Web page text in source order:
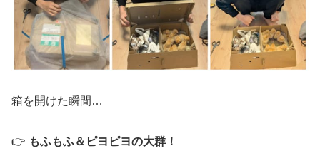
箱を開けた瞬間…
👉 もふもふ＆ピヨピヨの大群！